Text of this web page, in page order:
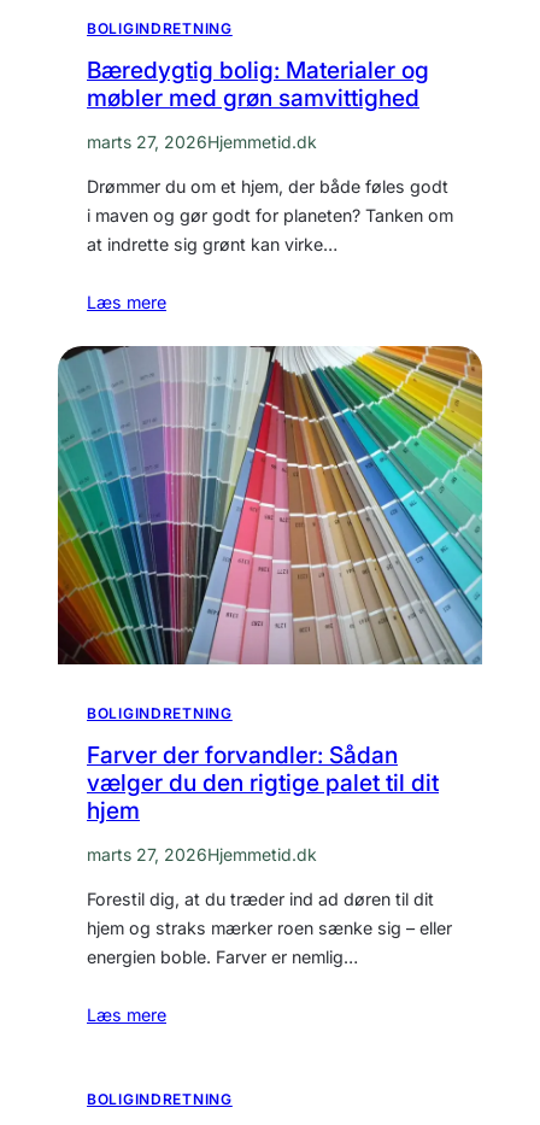
BOLIGINDRETNING
Bæredygtig bolig: Materialer og
møbler med grøn samvittighed
marts 27, 2026Hjemmetid.dk
Drømmer du om et hjem, der både føles godt
i maven og gør godt for planeten? Tanken om
at indrette sig grønt kan virke…
Læs mere
BOLIGINDRETNING
Farver der forvandler: Sådan
vælger du den rigtige palet til dit
hjem
marts 27, 2026Hjemmetid.dk
Forestil dig, at du træder ind ad døren til dit
hjem og straks mærker roen sænke sig – eller
energien boble. Farver er nemlig…
Læs mere
BOLIGINDRETNING